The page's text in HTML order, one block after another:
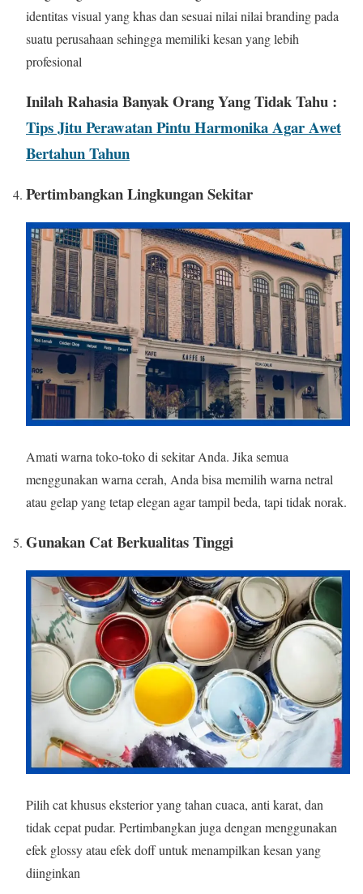
identitas visual yang khas dan sesuai nilai nilai branding pada
suatu perusahaan sehingga memiliki kesan yang lebih
profesional
Inilah Rahasia Banyak Orang Yang Tidak Tahu :
Tips Jitu Perawatan Pintu Harmonika Agar Awet
Bertahun Tahun
Pertimbangkan Lingkungan Sekitar
Amati warna toko-toko di sekitar Anda. Jika semua
menggunakan warna cerah, Anda bisa memilih warna netral
atau gelap yang tetap elegan agar tampil beda, tapi tidak norak.
Gunakan Cat Berkualitas Tinggi
Pilih cat khusus eksterior yang tahan cuaca, anti karat, dan
tidak cepat pudar. Pertimbangkan juga dengan menggunakan
efek glossy atau efek doff untuk menampilkan kesan yang
diinginkan